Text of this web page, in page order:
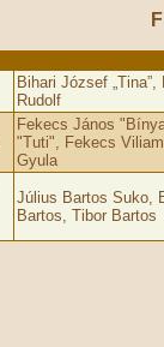
Bihari József
Rudolf
Fekecs János
"Tuti", Fekecs
Gyula
Július Bartos Suko,
Bartos, Tibor Bartos